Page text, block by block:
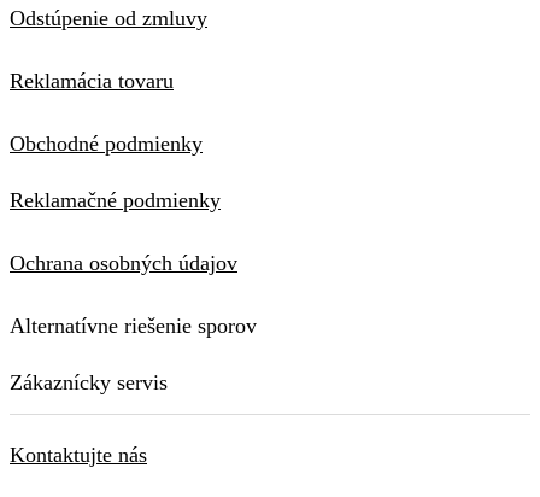
Odstúpenie od zmluvy
Reklamácia tovaru
Obchodné podmienky
Reklamačné podmienky
Ochrana osobných údajov
Alternatívne riešenie sporov
Zákaznícky servis
Kontaktujte nás